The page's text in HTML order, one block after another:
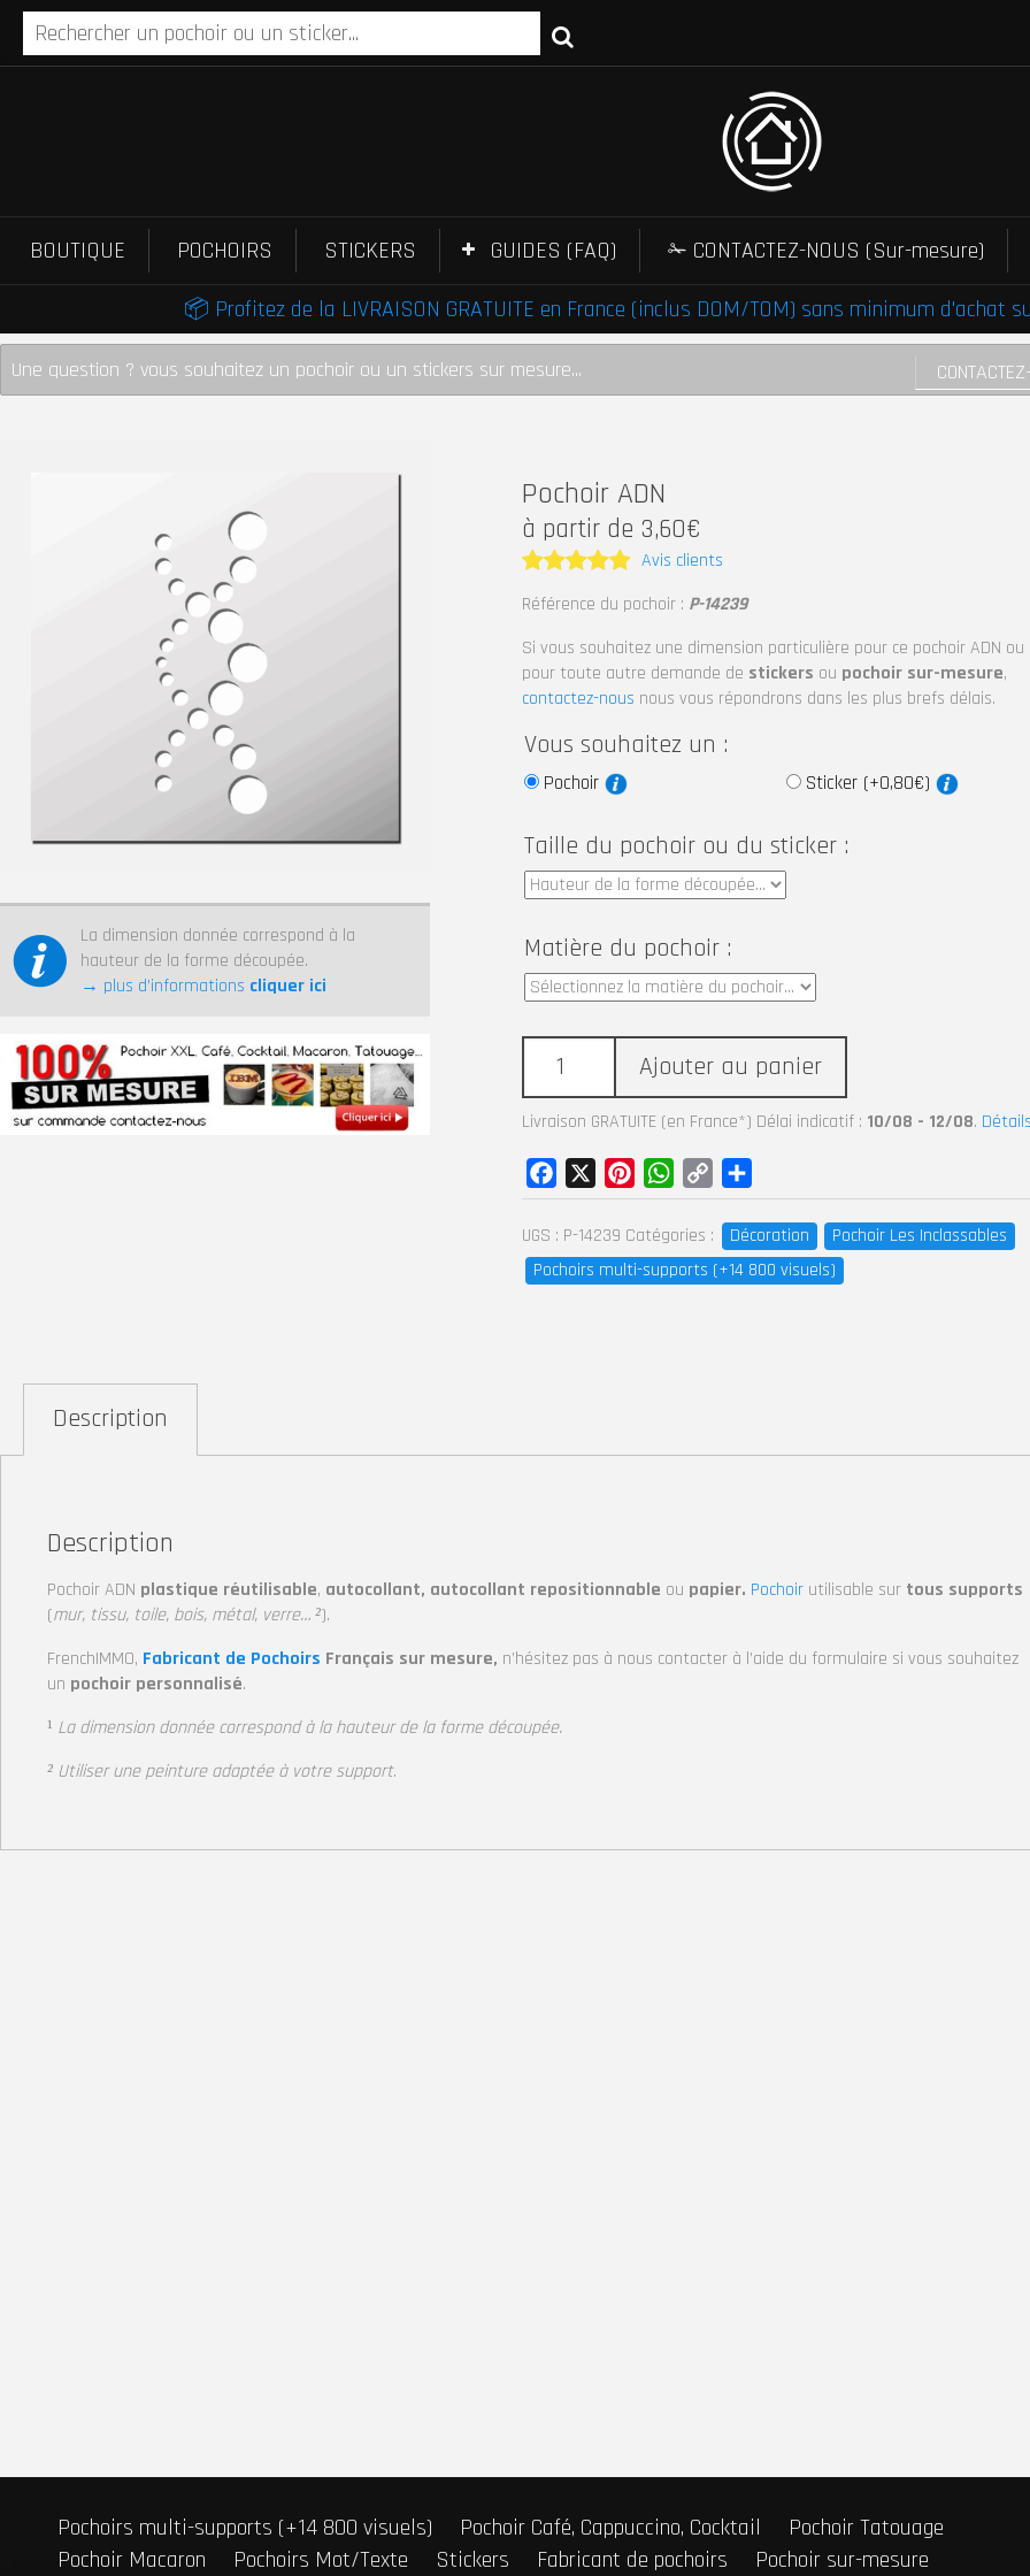
BOUTIQUE POCHOIRS STICKERS GUIDES (FAQ)
✁ CONTACTEZ-NOUS (Sur-mesure)
📦 Profitez de la LIVRAISON GRATUITE en France (inclus DOM/TOM) sans minimum d'achat
Une question ? vous souhaitez un pochoir ou un stickers sur mesure...
La dimension donnée correspond à la
hauteur de la forme découpée.
→ plus d’informations cliquer ici
Pochoir ADN
à partir de 3,60€
Note 5
Avis clients
Référence du pochoir : P-14239
Si vous souhaitez une dimension particulière pour ce pochoir ADN ou
pour toute autre demande de stickers ou pochoir sur-mesure,
contactez-nous nous vous répondrons dans les plus brefs délais.
Vous souhaitez un :
Pochoir Sticker (+0,80€)
Taille du pochoir ou du sticker :
Matière du pochoir :
Ajouter au panier
Livraison GRATUITE (en France*) Délai indicatif : 10/08 - 12/08.
UGS : P-14239 Catégories : Décoration
Pochoir Les Inclassables
Pochoirs multi-supports (+14 800 visuels)
Facebook PinterestWhatsApp
Copy
Link
Description
Description
Pochoir ADN plastique réutilisable, autocollant, autocollant repositionnable ou papier. Pochoir utilisable sur tous supports
(mur, tissu, toile, bois, métal, verre… ²).
FrenchIMMO, Fabricant de Pochoirs Français sur mesure, n’hésitez pas à nous contacter à l’aide du formulaire si vous souhaitez
un pochoir personnalisé.
¹ La dimension donnée correspond à la hauteur de la forme découpée.
² Utiliser une peinture adaptée à votre support.